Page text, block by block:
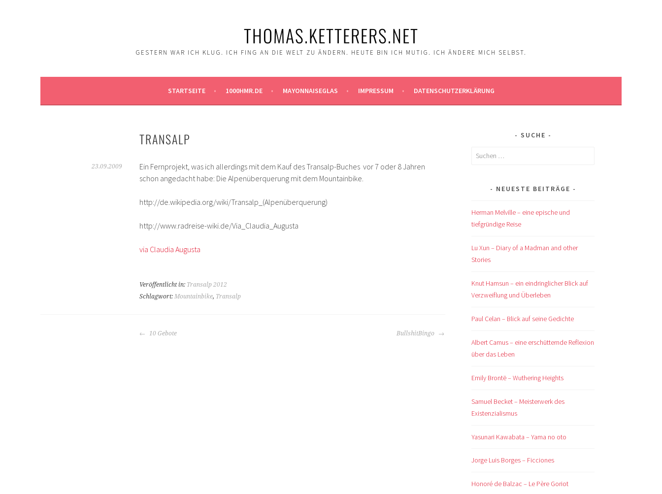
THOMAS.KETTERERS.NET
GESTERN WAR ICH KLUG. ICH FING AN DIE WELT ZU ÄNDERN. HEUTE BIN ICH MUTIG. ICH ÄNDERE MICH SELBST.
STARTSEITE 1000HMR.DE MAYONNAISEGLAS IMPRESSUM DATENSCHUTZERKLÄRUNG
TRANSALP
23.09.2009
Ein Fernprojekt, was ich allerdings mit dem Kauf des Transalp-Buches vor 7 oder 8 Jahren
schon angedacht habe: Die Alpenüberquerung mit dem Mountainbike.
http://de.wikipedia.org/wiki/Transalp_(Alpenüberquerung)
http://www.radreise-wiki.de/Via_Claudia_Augusta
via Claudia Augusta
Veröffentlicht in: Transalp 2012
Schlagwort: Mountainbike, Transalp
BEITRAGS-
10 Gebote BullshitBingo
SUCHE
Suchen
NEUESTE BEITRÄGE
Herman Melville – eine epische und
tiefgründige Reise
Lu Xun – Diary of a Madman and other
Stories
Knut Hamsun – ein eindringlicher Blick auf
Verzweiflung und Überleben
Paul Celan – Blick auf seine Gedichte
Albert Camus – eine erschütternde Reflexion
über das Leben
Emily Brontë – Wuthering Heights
Samuel Becket – Meisterwerk des
Existenzialismus
Yasunari Kawabata – Yama no oto
Jorge Luis Borges – Ficciones
Honoré de Balzac – Le Père Goriot